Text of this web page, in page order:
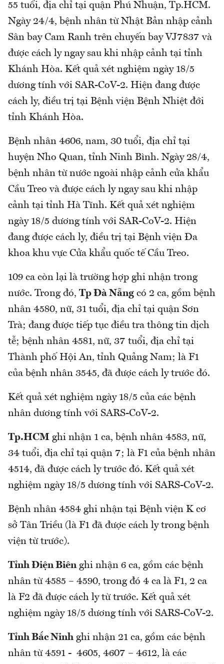
55 tuổi, địa chỉ tại quận Phú Nhuận, Tp.HCM.
Ngày 24/4, bệnh nhân từ Nhật Bản nhập cảnh
Sân bay Cam Ranh trên chuyến bay VJ7837 và
được cách ly ngay sau khi nhập cảnh tại tỉnh
Khánh Hòa. Kết quả xét nghiệm ngày 18/5
dương tính với SAR-CoV-2. Hiện đang được
cách ly, điều trị tại Bệnh viện Bệnh Nhiệt đới
tỉnh Khánh Hòa.
Bệnh nhân 4606, nam, 30 tuổi, địa chỉ tại
huyện Nho Quan, tỉnh Ninh Bình. Ngày 28/4,
bệnh nhân từ nước ngoài nhập cảnh cửa khẩu
Cầu Treo và được cách ly ngay sau khi nhập
cảnh tại tỉnh Hà Tĩnh. Kết quả xét nghiệm
ngày 18/5 dương tính với SAR-CoV-2. Hiện
đang được cách ly, điều trị tại Bệnh viện Đa
khoa khu vực Cửa khẩu quốc tế Cầu Treo.
109 ca còn lại là trường hợp ghi nhận trong
nước. Trong đó, Tp Đà Nẵng có 2 ca, gồm bệnh
nhân 4580, nữ, 31 tuổi, địa chỉ tại quận Sơn
Trà; đang được tiếp tục điều tra thông tin dịch
tễ; bệnh nhân 4581, nữ, 37 tuổi, địa chỉ tại
Thành phố Hội An, tỉnh Quảng Nam; là F1
của bệnh nhân 3545, đã được cách ly trước đó.
Kết quả xét nghiệm ngày 18/5 của các bệnh
nhân dương tính với SARS-CoV-2.
Tp.HCM ghi nhận 1 ca, bệnh nhân 4583, nữ,
34 tuổi, địa chỉ tại quận 7; là F1 của bệnh nhân
4514, đã được cách ly trước đó. Kết quả xét
nghiệm ngày 18/5 dương tính với SARS-CoV-2.
Bệnh nhân 4584 ghi nhận tại Bệnh viện K cơ
sở Tân Triều (là F1 đã được cách ly trong bệnh
viện từ trước).
Tỉnh Điện Biênghi nhận 6 ca, gồm các bệnh
nhân từ 4585 – 4590, trong đó 4 ca là F1, 2 ca
là F2 đã được cách ly từ trước. Kết quả xét
nghiệm ngày 18/5 dương tính với SARS-CoV-2.
Tỉnh Bắc Ninh ghi nhận 21 ca, gồm các bệnh
nhân từ 4591 - 4605, 4607 – 4612, là các